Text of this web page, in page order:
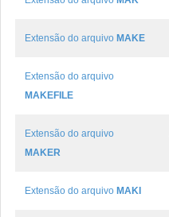
Extensão do arquivo MAKE
Extensão do arquivo
MAKEFILE
Extensão do arquivo
MAKER
Extensão do arquivo MAKI